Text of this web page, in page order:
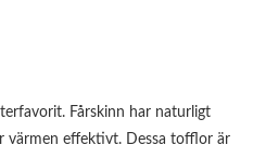
Fårskinn har naturligt
värmen effektivt. Dessa tofflor är